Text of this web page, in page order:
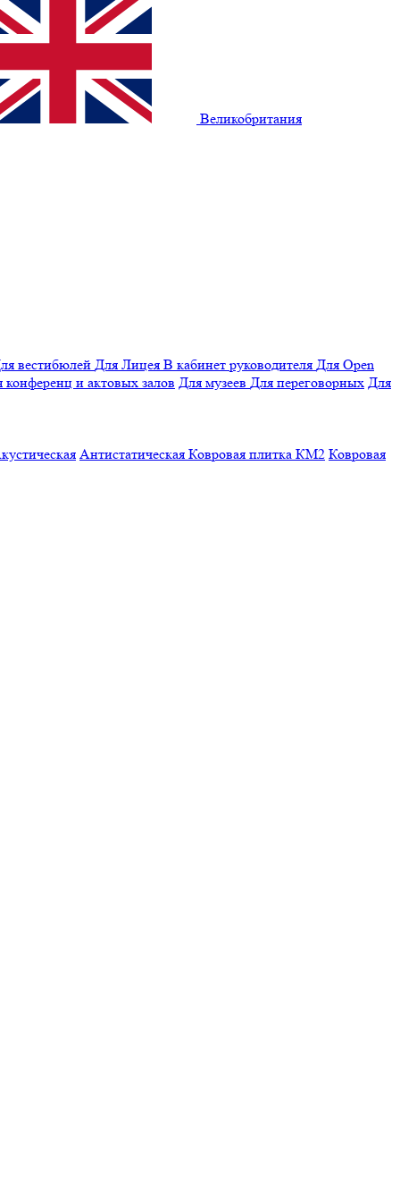
Великобритания
вестибюлей Для Лицея В кабинет руководителя Для Open
конференц и актовых залов Для музеев Для переговорных Для
Антистатическая Ковровая плитка КМ2 Ковровая